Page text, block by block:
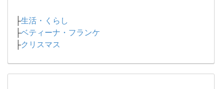
├生活・くらし
├ベティーナ・フランケ
├クリスマス